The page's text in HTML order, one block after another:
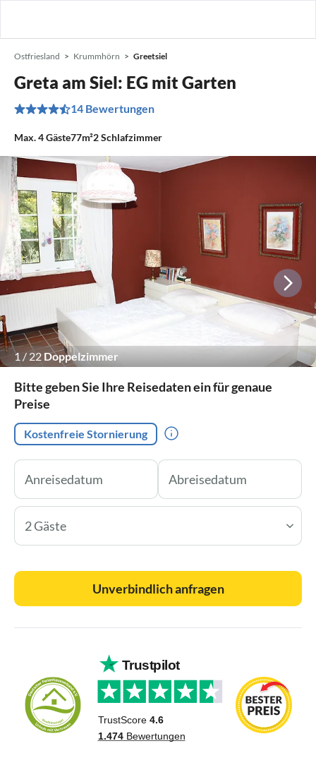
Ostfriesland Krummhörn Greetsiel
Greta am Siel: EG mit Garten
14 Bewertungen
Max.4Gäste77m²2Schlafzimmer
1 / 22Doppelzimmer
Bitte geben Sie Ihre Reisedaten ein für genaue
Preise
Kostenfreie Stornierung
2 Gäste
Unverbindlich anfragen